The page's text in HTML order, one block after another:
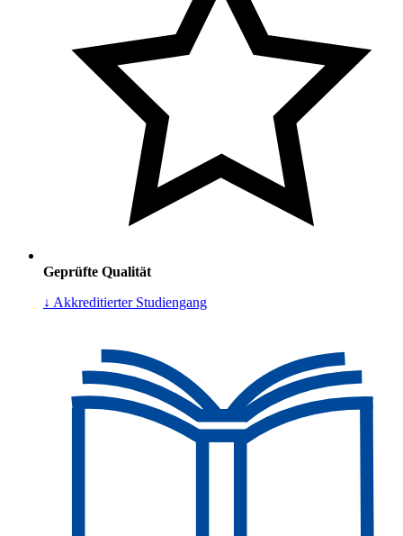
Geprüfte Qualität
↓ Akkreditierter Studiengang